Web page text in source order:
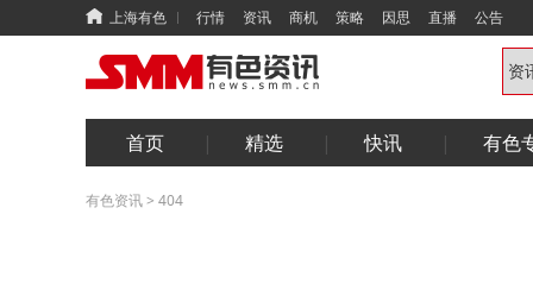
上海有色 行情 资讯 商机 策略 因思 直播 公告
首页 精选 快讯 有色
有色资讯> 404